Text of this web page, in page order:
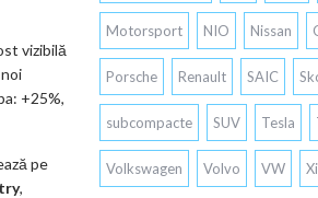
vizibilă
+25%,
pe
,
Motorsport NIO Nissan
Porsche Renault SAIC
subcompacte SUV Tesla
Volkswagen Volvo VW